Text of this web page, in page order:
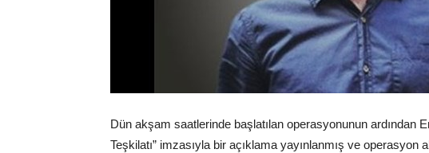
Dün akşam saatlerinde başlatılan operasyonunun ardından
Teşkilatı” imzasıyla bir açıklama yayınlanmış ve operasyon